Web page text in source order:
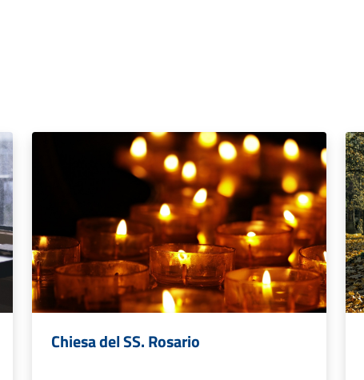
Chiesa del SS. Rosario